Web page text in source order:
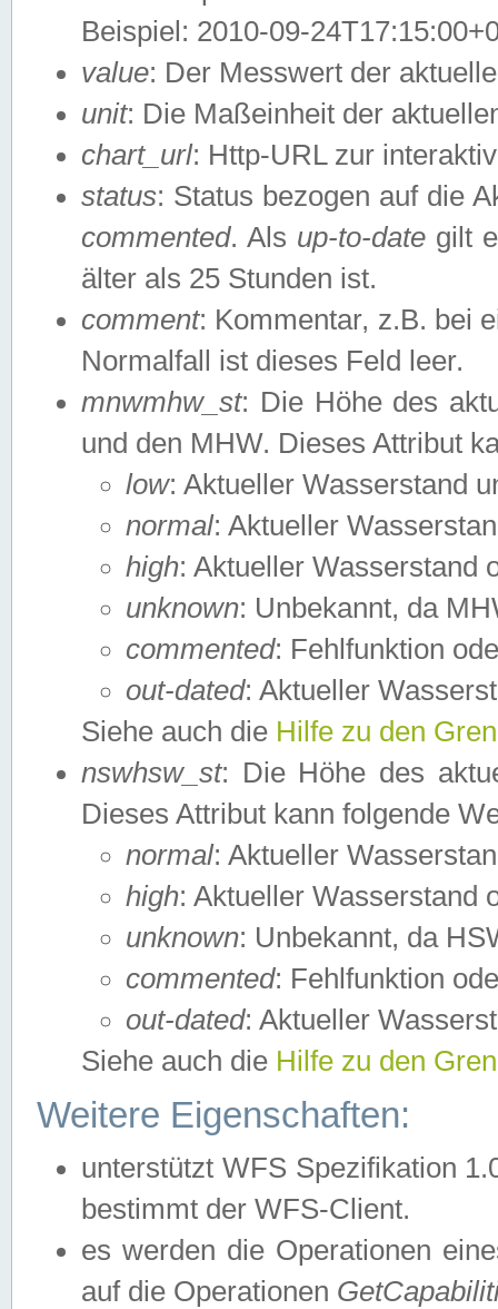
Beispiel: 2010-09-
value: Der Messwert der
unit: Die Maßeinheit der
chart_url: Http-URL zur
status: Status bezogen auf die
commented. Als up-to-date gilt
älter als 25 Stunden ist.
comment: Kommentar, z.B. bei
Normalfall ist dieses Feld leer.
mnwmhw_st: Die Höhe des
und den MHW. Dieses Attribut
low: Aktueller Wasserstand
normal: Aktueller
high: Aktueller Wasserstand
unknown: Unbekannt, da
commented: Fehlfunktion
out-dated: Aktueller
Siehe auch die Hilfe zu den
nswhsw_st: Die Höhe des
Dieses Attribut kann folgende
normal: Aktueller
high: Aktueller Wasserstand
unknown: Unbekannt, da
commented: Fehlfunktion
out-dated: Aktueller
Siehe auch die Hilfe zu den
Weitere Eigenschaften:
unterstützt WFS Spezifikation
bestimmt der WFS-Client.
es werden die Operationen
auf die Operationen